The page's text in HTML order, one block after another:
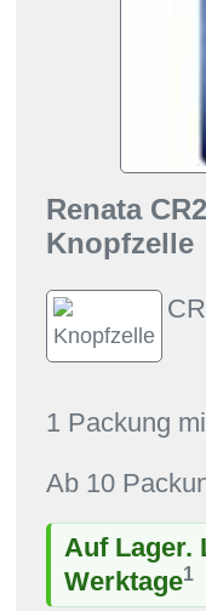
Renata
Knopfzelle
1 Packung
Ab 10
Auf Lager.
Werktage1